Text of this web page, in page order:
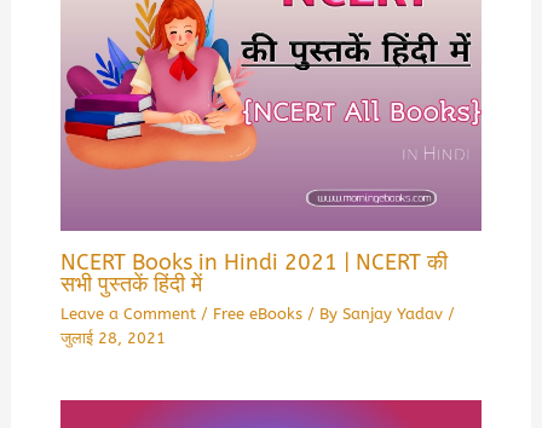
NCERT Books in Hindi 2021 | NCERT की
सभी पुस्तकें हिंदी में
Leave a Comment / Free eBooks/ By Sanjay Yadav /
जुलाई 28, 2021